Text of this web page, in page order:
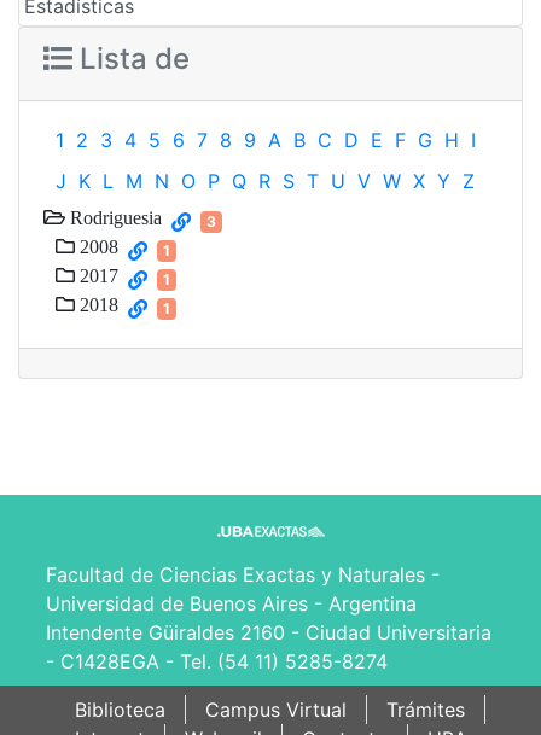
Estadísticas
Lista de
1 2 3 4 5 6 7 8 9 A B C D E F G H I
J K L M N O P Q R S T U V W X Y Z
Rodriguesia 3
2008 1
2017 1
2018 1
Facultad de Ciencias Exactas y Naturales -
Universidad de Buenos Aires - Argentina
Intendente Güiraldes 2160 - Ciudad Universitaria
- C1428EGA - Tel. (54 11) 5285-8274
Biblioteca
Campus Virtual
Trámites